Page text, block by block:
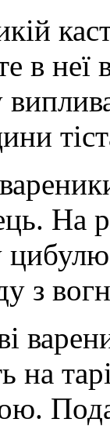
в неї
На
з
на